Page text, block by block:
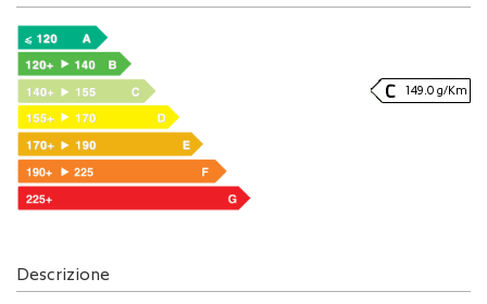
149.0 g/Km
Descrizione